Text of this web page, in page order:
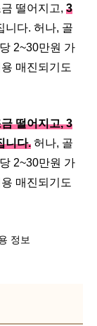
떨어지고, 3
니다. 허나, 골
2~30만원 가
매진되기도
떨어지고, 3
니다. 허나, 골
2~30만원 가
매진되기도